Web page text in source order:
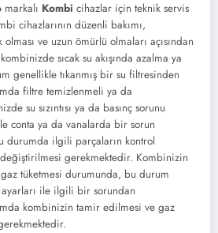
markalı Kombi cihazlar için teknik servis
cihazlarının düzenli bakımı,
olması ve uzun ömürlü olmaları açısından
sıcak su akışında azalma ya
genellikle tıkanmış bir su filtresinden
filtre temizlenmeli ya da
su sızıntısı ya da basınç sorunu
conta ya da vanalarda bir sorun
durumda ilgili parçaların kontrol
gerekmektedir. Kombinizin
tüketmesi durumunda, bu durum
ile ilgili bir sorundan
kombinizin tamir edilmesi ve gaz